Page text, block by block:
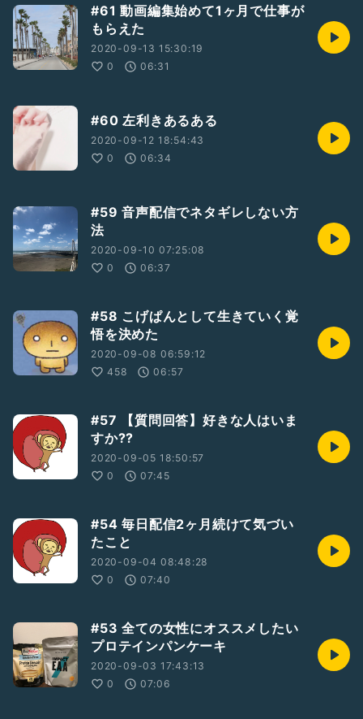
#61 動画編集始めて1ヶ月で仕事が
もらえた
2020-09-13 15:30:19
0
06:31
#60 左利きあるある
2020-09-12 18:54:43
0
06:34
#59 音声配信でネタギレしない方
法
2020-09-10 07:25:08
0
06:37
#58 こげぱんとして生きていく覚
悟を決めた
2020-09-08 06:59:12
458
06:57
#57 【質問回答】好きな人はいま
すか⁇
2020-09-05 18:50:57
0
07:45
#54 毎日配信2ヶ月続けて気づい
たこと
2020-09-04 08:48:28
0
07:40
#53 全ての女性にオススメしたい
プロテインパンケーキ
2020-09-03 17:43:13
0
07:06